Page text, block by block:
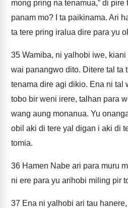
mong pring na tenamua,” di
panam mo? I ta paikinama. Ari
ta tere pring iralua dire para yu
35 Wamiba, ni yalhobi iwe,
wai panangwo dito. Ditere tal ta
tenama dire agi dikio. Ena ni tal
tobo bir weni irere, talhan para
wang aung monanua. Yu
obil aki di tere yal digan i aki di
tomia.
36 Hamen Nabe ari para muru
ni ere para yu arihobi miling pir
37 Ena ni yalhobi ari tau